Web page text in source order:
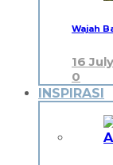
Wajah
16
0
INSPIRASI